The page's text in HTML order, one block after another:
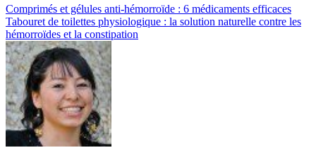
Navigation
de
l’article
Comprimés et gélules anti-hémorroïde : 6 médicaments efficaces
Tabouret de toilettes physiologique : la solution naturelle contre les
hémorroïdes et la constipation